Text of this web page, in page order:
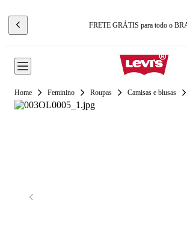
FRETE GRÁTIS para todo o
Feminino Roupas Camisas e blusas